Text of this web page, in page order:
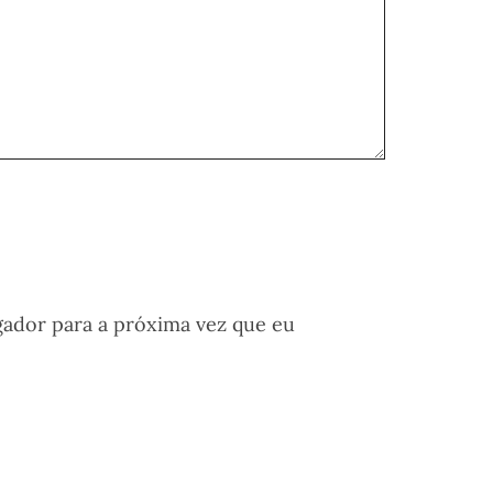
para a próxima vez que eu